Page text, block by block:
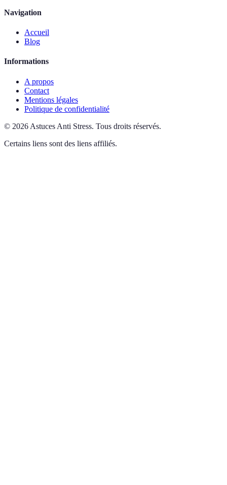
Navigation
Accueil
Blog
Informations
A propos
Contact
Mentions légales
Politique de confidentialité
© 2026 Astuces Anti Stress. Tous droits réservés.
Certains liens sont des liens affiliés.